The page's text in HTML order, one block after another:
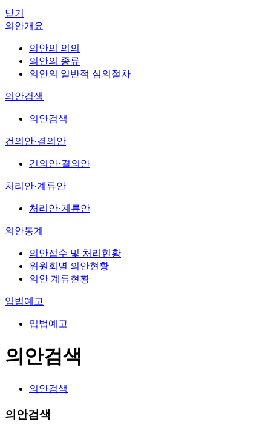
닫기
의안개요
의안의 의의
의안의 종류
의안의 일반적 심의절차
의안검색
의안검색
건의안·결의안
건의안·결의안
처리안·계류안
처리안·계류안
의안통계
의안접수 및 처리현황
위원회별 의안현황
의안 계류현황
입법예고
입법예고
의안검색
의안검색
의안검색